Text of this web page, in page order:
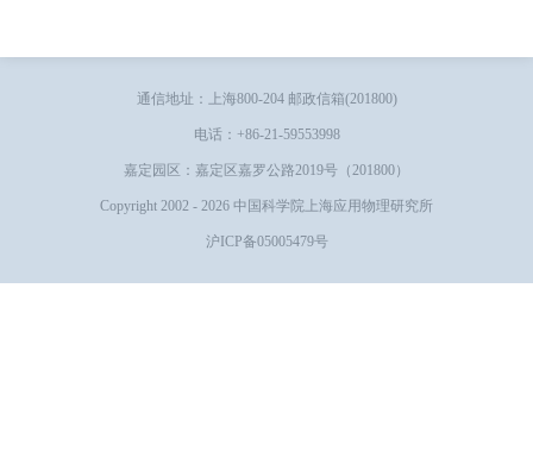
通信地址：上海800-204 邮政信箱(201800)
电话：+86-21-59553998
嘉定园区：嘉定区嘉罗公路2019号（201800）
Copyright 2002 - 2026 中国科学院上海应用物理研究所
沪ICP备05005479号